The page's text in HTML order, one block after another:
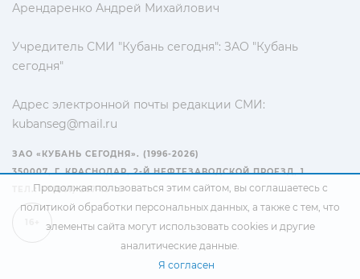
Арендаренко Андрей Михайлович
Учредитель СМИ "Кубань сегодня": ЗАО "Кубань
сегодня"
Адрес электронной почты редакции СМИ:
kubanseg@mail.ru
ЗАО «КУБАНЬ СЕГОДНЯ». (1996-2026)
350007, Г. КРАСНОДАР, 2-Й НЕФТЕЗАВОДСКОЙ ПРОЕЗД, 1
ТЕЛ.: +7(861) 267-15-15
Продолжая пользоваться этим сайтом, вы соглашаетесь с
политикой обработки персональных данных, а также с тем, что
элементы сайта могут использовать cookies и другие
аналитические данные.
Я согласен